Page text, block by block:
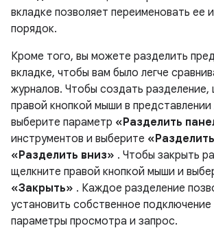
вкладке позволяет переименовать ее
порядок.
Кроме того, вы можете разделить
вкладке, чтобы вам было легче
журналов. Чтобы создать разделение,
правой кнопкой мыши в представлении
выберите параметр «Разделить
инструментов и выберите
«Разделить вниз» . Чтобы закрыть
щелкните правой кнопкой мыши и
«Закрыть» . Каждое разделение
установить собственное
параметры просмотра и запрос.